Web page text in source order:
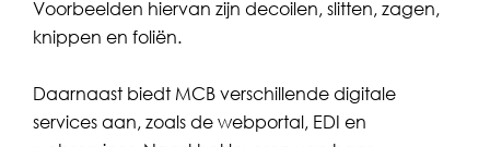
Voorbeelden hiervan zijn decoilen, slitten, zagen,
knippen en foliën.
Daarnaast biedt MCB verschillende digitale
services aan, zoals de webportal, EDI en